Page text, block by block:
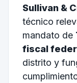
Sullivan &
técnico
mandato de
fiscal
distrito y